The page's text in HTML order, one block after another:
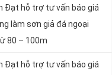
Đạt hỗ trợ tư vấn báo giá
làm sơn giả đá ngoại
80 – 100m
Đạt hỗ trợ tư vấn báo giá